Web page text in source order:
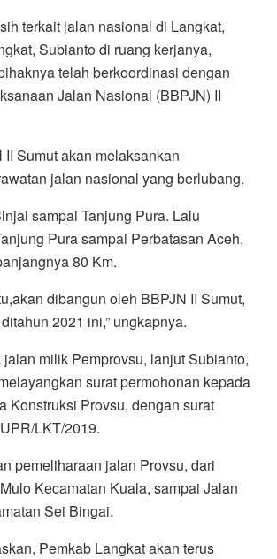
terkait jalan nasional di Langkat,
Subianto di ruang kerjanya,
telah berkoordinasi dengan
Jalan Nasional (BBPJN) II
Sumut akan melaksankan
jalan nasional yang berlubang.
sampai Tanjung Pura. Lalu
Pura sampai Perbatasan Aceh,
80 Km.
dibangun oleh BBPJN II Sumut,
2021 ini,” ungkapnya.
milik Pemprovsu, lanjut Subianto,
surat permohonan kepada
Konstruksi Provsu, dengan surat
LKT/2019.
pemeliharaan jalan Provsu, dari
Kecamatan Kuala, sampai Jalan
Sei Bingai.
Pemkab Langkat akan terus